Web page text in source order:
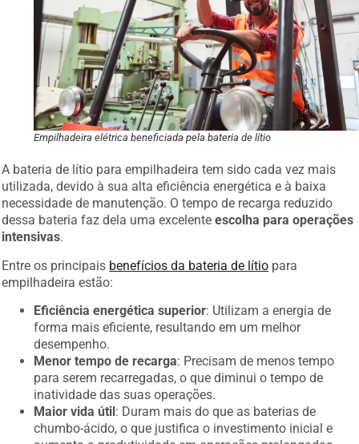
Empilhadeira elétrica beneficiada pela bateria de lítio
utilizada, devido à sua alta eficiência energética e à baixa
necessidade de manutenção. O tempo de recarga reduzido
dessa bateria faz dela uma excelenteescolha para operações
intensivas.
empilhadeira estão:
forma mais eficiente, resultando em um melhor
desempenho.
Menor tempo de recarga
para serem recarregadas, o que diminui o tempo de
inatividade das suas operações.
Maior vida útil: Duram mais do que as baterias de
chumbo-ácido, o que justifica o investimento inicial e
aumenta a produtividade em operações prolongadas.